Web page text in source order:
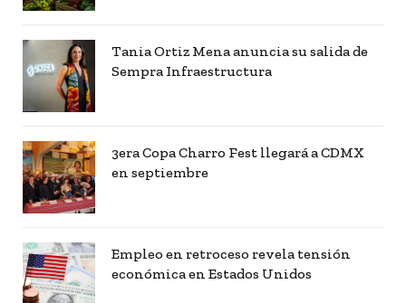
Tania Ortiz Mena anuncia su salida de
Sempra Infraestructura
3era Copa Charro Fest llegará a CDMX
en septiembre
Empleo en retroceso revela tensión
económica en Estados Unidos